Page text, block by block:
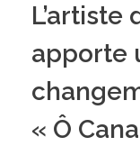
L’artiste
apporte
« Ô